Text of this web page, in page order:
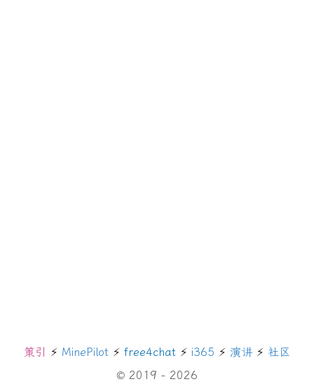
策引 ⚡️ MinePilot ⚡️ free4chat ⚡️ i365 ⚡️ 演讲 ⚡️ 社区
© 2019 - 2026